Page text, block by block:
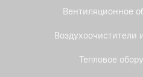
Вентиляционное
Воздухоочистители
Тепловое